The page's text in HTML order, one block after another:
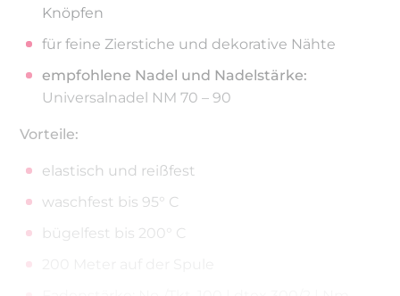
Knöpfen
für feine Zierstiche und dekorative Nähte
empfohlene Nadel und Nadelstärke:
Universalnadel NM 70 – 90
Vorteile:
elastisch und reißfest
waschfest bis 95° C
bügelfest bis 200° C